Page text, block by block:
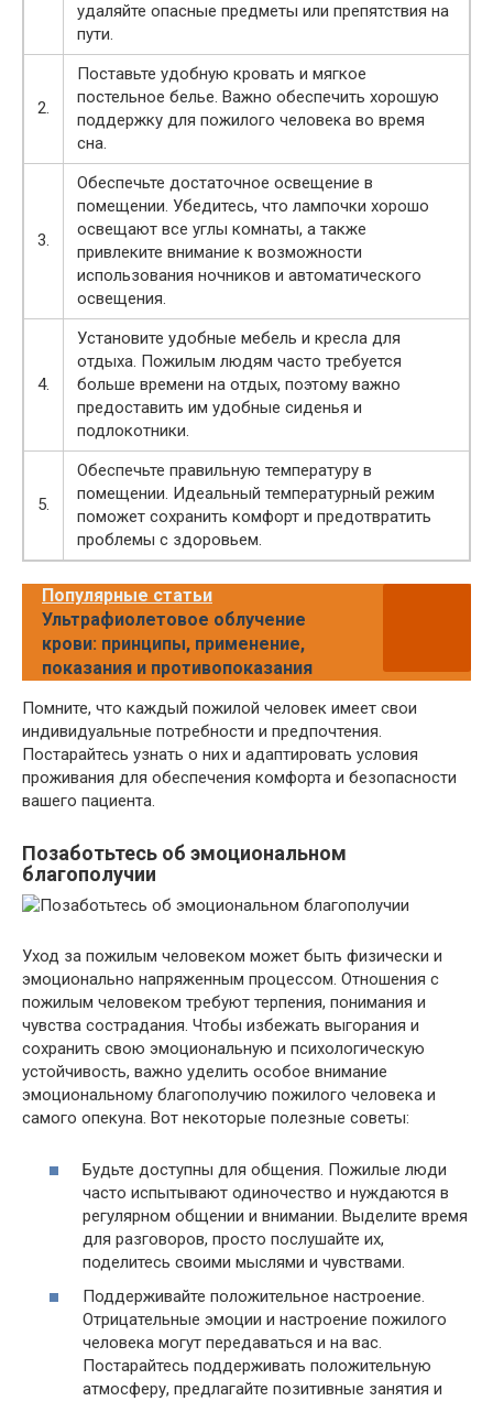
удаляйте опасные предметы или препятствия на
пути.
2.
Поставьте удобную кровать и мягкое
постельное белье. Важно обеспечить хорошую
поддержку для пожилого человека во время
сна.
3.
Обеспечьте достаточное освещение в
помещении. Убедитесь, что лампочки хорошо
освещают все углы комнаты, а также
привлеките внимание к возможности
использования ночников и автоматического
освещения.
4.
Установите удобные мебель и кресла для
отдыха. Пожилым людям часто требуется
больше времени на отдых, поэтому важно
предоставить им удобные сиденья и
подлокотники.
5.
Обеспечьте правильную температуру в
помещении. Идеальный температурный режим
поможет сохранить комфорт и предотвратить
проблемы с здоровьем.
Популярные статьи
Ультрафиолетовое облучение
крови: принципы, применение,
показания и противопоказания
Помните, что каждый пожилой человек имеет свои
индивидуальные потребности и предпочтения.
Постарайтесь узнать о них и адаптировать условия
проживания для обеспечения комфорта и безопасности
вашего пациента.
Позаботьтесь об эмоциональном
благополучии
Уход за пожилым человеком может быть физически и
эмоционально напряженным процессом. Отношения с
пожилым человеком требуют терпения, понимания и
чувства сострадания. Чтобы избежать выгорания и
сохранить свою эмоциональную и психологическую
устойчивость, важно уделить особое внимание
эмоциональному благополучию пожилого человека и
самого опекуна. Вот некоторые полезные советы:
Будьте доступны для общения. Пожилые люди
часто испытывают одиночество и нуждаются в
регулярном общении и внимании. Выделите время
для разговоров, просто послушайте их,
поделитесь своими мыслями и чувствами.
Поддерживайте положительное настроение.
Отрицательные эмоции и настроение пожилого
человека могут передаваться и на вас.
Постарайтесь поддерживать положительную
атмосферу, предлагайте позитивные занятия и